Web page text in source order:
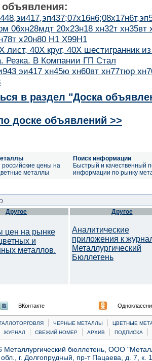
объявления:
06хн28мдт 20х23н18 хн32т хн35вт
х20н80 Н1 Х99Н1
лист, 40Х круг, 40Х шестигранник
Резка. В Компании ГП Стал
эи417 хн45ю хн60вт хн77тюр
в раздел "Доска
доске объявлений >>
цены на
металлы
Поиск информации
Быстрый и качественный
информации по рынку
Другое
цен на рынке
и
металлов.
Другое
Аналитические
приложения к
Металлургический
Бюллетень
ВКонтакте
| ЧЕРНЫЕ МЕТАЛЛЫ |
ЦВЕТНЫЕ
ЖУРНАЛ
| СВЕЖИЙ НОМЕР | АРХИВ | ПОДПИСКА |
Металлургический бюллетень, ООО
обл., г. Долгопрудный, пр-т Пацаева, д. 7,